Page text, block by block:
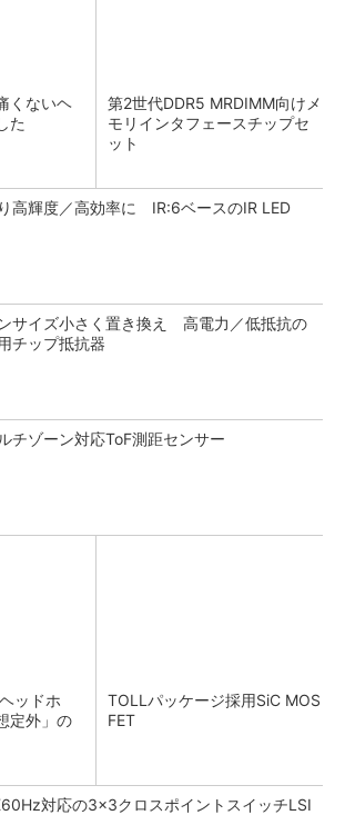
くないヘ
た
第2世代DDR5 MRDIMM向けメ
モリインタフェースチップセ
ット
高輝度／高効率に IR:6ベースのIR LED
サイズ小さく置き換え 高電力／低抵抗の
チップ抵抗器
チゾーン対応ToF測距センサー
ッドホ
定外」の
TOLLパッケージ採用SiC MOS
FET
対応の3×3クロスポイントスイッチLSI